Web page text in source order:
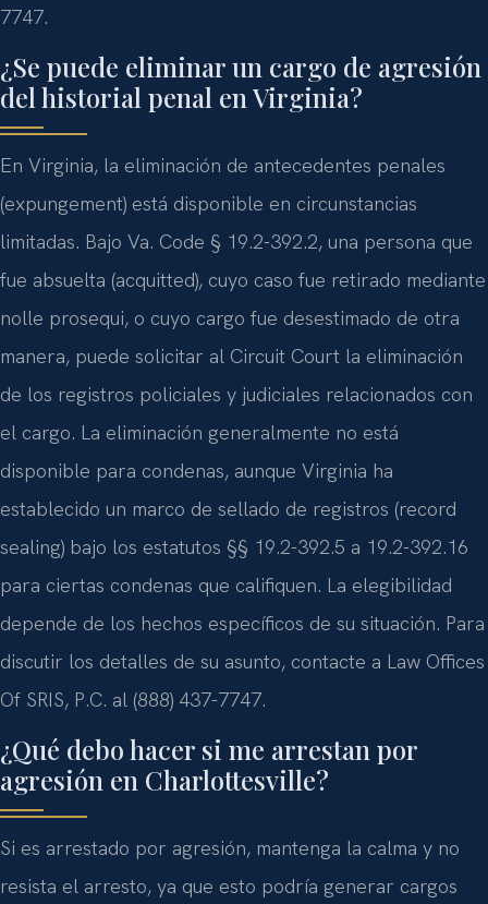
7747.
¿Se puede eliminar un cargo de agresión
del historial penal en Virginia?
En Virginia, la eliminación de antecedentes penales
(expungement) está disponible en circunstancias
limitadas. Bajo Va. Code § 19.2-392.2, una persona que
fue absuelta (acquitted), cuyo caso fue retirado mediante
nolle prosequi, o cuyo cargo fue desestimado de otra
manera, puede solicitar al Circuit Court la eliminación
de los registros policiales y judiciales relacionados con
el cargo. La eliminación generalmente no está
disponible para condenas, aunque Virginia ha
establecido un marco de sellado de registros (record
sealing) bajo los estatutos §§ 19.2-392.5 a 19.2-392.16
para ciertas condenas que califiquen. La elegibilidad
depende de los hechos específicos de su situación. Para
discutir los detalles de su asunto, contacte a Law Offices
Of SRIS, P.C. al (888) 437-7747.
¿Qué debo hacer si me arrestan por
agresión en Charlottesville?
Si es arrestado por agresión, mantenga la calma y no
resista el arresto, ya que esto podría generar cargos